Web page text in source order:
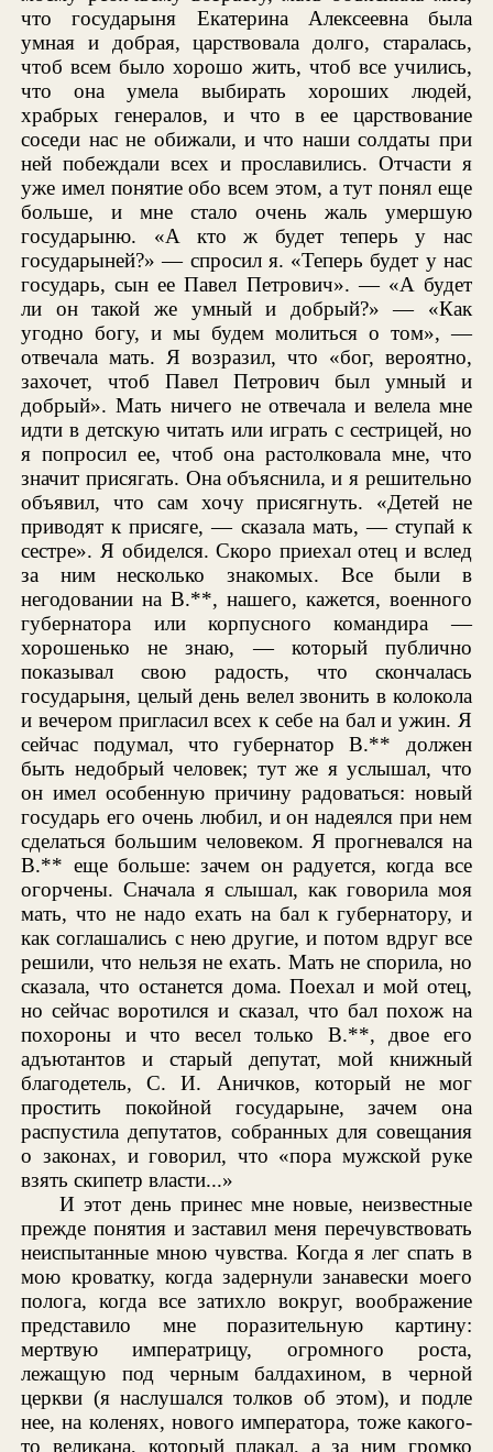
что государыня Екатерина Алексеевна была
умная и добрая, царствовала долго, старалась,
чтоб всем было хорошо жить, чтоб все учились,
что она умела выбирать хороших людей,
храбрых генералов, и что в ее царствование
соседи нас не обижали, и что наши солдаты при
ней побеждали всех и прославились. Отчасти я
уже имел понятие обо всем этом, а тут понял еще
больше, и мне стало очень жаль умершую
государыню. «А кто ж будет теперь у нас
государыней?» — спросил я. «Теперь будет у нас
государь, сын ее Павел Петрович». — «А будет
ли он такой же умный и добрый?» — «Как
угодно богу, и мы будем молиться о том», —
отвечала мать. Я возразил, что «бог, вероятно,
захочет, чтоб Павел Петрович был умный и
добрый». Мать ничего не отвечала и велела мне
идти в детскую читать или играть с сестрицей, но
я попросил ее, чтоб она растолковала мне, что
значит присягать. Она объяснила, и я решительно
объявил, что сам хочу присягнуть. «Детей не
приводят к присяге, — сказала мать, — ступай к
сестре». Я обиделся. Скоро приехал отец и вслед
за ним несколько знакомых. Все были в
негодовании на В.**, нашего, кажется, военного
губернатора или корпусного командира —
хорошенько не знаю, — который публично
показывал свою радость, что скончалась
государыня, целый день велел звонить в колокола
и вечером пригласил всех к себе на бал и ужин. Я
сейчас подумал, что губернатор В.** должен
быть недобрый человек; тут же я услышал, что
он имел особенную причину радоваться: новый
государь его очень любил, и он надеялся при нем
сделаться большим человеком. Я прогневался на
В.** еще больше: зачем он радуется, когда все
огорчены. Сначала я слышал, как говорила моя
мать, что не надо ехать на бал к губернатору, и
как соглашались с нею другие, и потом вдруг все
решили, что нельзя не ехать. Мать не спорила, но
сказала, что останется дома. Поехал и мой отец,
но сейчас воротился и сказал, что бал похож на
похороны и что весел только В.**, двое его
адъютантов и старый депутат, мой книжный
благодетель, С. И. Аничков, который не мог
простить покойной государыне, зачем она
распустила депутатов, собранных для совещания
о законах, и говорил, что «пора мужской руке
взять скипетр власти...»
И этот день принес мне новые, неизвестные
прежде понятия и заставил меня перечувствовать
неиспытанные мною чувства. Когда я лег спать в
мою кроватку, когда задернули занавески моего
полога, когда все затихло вокруг, воображение
представило мне поразительную картину:
мертвую императрицу, огромного роста,
лежащую под черным балдахином, в черной
церкви (я наслушался толков об этом), и подле
нее, на коленях, нового императора, тоже какого-
то великана, который плакал, а за ним громко